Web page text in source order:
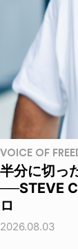
VOICE OF
半分に切っ
──STEVE
ロ
2026.08.03